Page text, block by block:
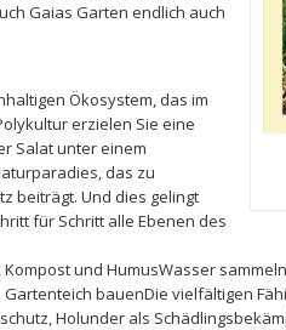
Gaias Garten endlich auch
Ökosystem, das im
erzielen Sie eine
Salat unter einem
das zu
beiträgt. Und dies gelingt
für Schritt alle Ebenen des
und HumusWasser
bauenDie vielfältigen
Holunder als